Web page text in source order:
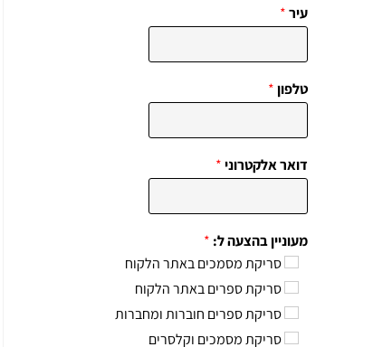
עיר*
טלפון*
דואר אלקטרוני*
מעוניין בהצעה ל: *
סריקת מסמכים באתר הלקוח
סריקת ספרים באתר הלקוח
סריקת ספרים חוברות ומחברות
סריקת מסמכים וקלסרים